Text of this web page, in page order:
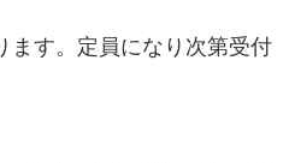
ます。定員になり次第受付